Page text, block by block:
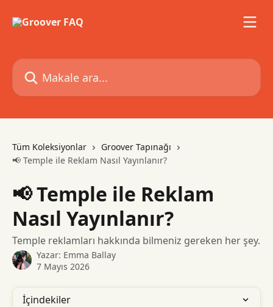
Makale ara...
Tüm Koleksiyonlar
Groover Tapınağı
📢 Temple ile Reklam Nasıl Yayınlanır?
📢 Temple ile Reklam
Nasıl Yayınlanır?
Temple reklamları hakkında bilmeniz gereken her şey.
Yazar: Emma Ballay
7 Mayıs 2026
İçindekiler